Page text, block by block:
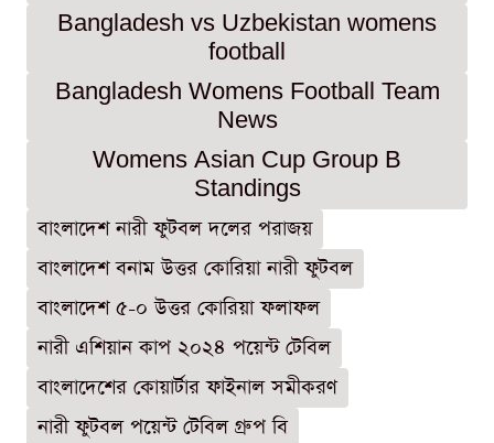
Bangladesh vs Uzbekistan womens
football
Bangladesh Womens Football Team
News
Womens Asian Cup Group B
Standings
বাংলাদেশ নারী ফুটবল দলের পরাজয়
বাংলাদেশ বনাম উত্তর কোরিয়া নারী ফুটবল
বাংলাদেশ ৫-০ উত্তর কোরিয়া ফলাফল
নারী এশিয়ান কাপ ২০২৪ পয়েন্ট টেবিল
বাংলাদেশের কোয়ার্টার ফাইনাল সমীকরণ
নারী ফুটবল পয়েন্ট টেবিল গ্রুপ বি